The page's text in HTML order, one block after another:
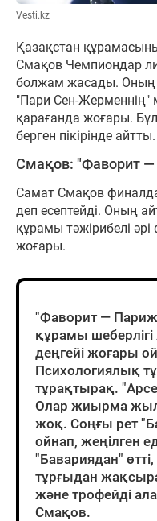
Vesti.kz
Қазақстан
Смақов Чемпиондар
болжам жасады. Оның
"Пари Сен-Жерменнің"
қарағанда жоғары.
берген пікірінде айтты.
Смақов: "Фаворит —
Самат Смақов
деп есептейді. Оның
құрамы тәжірибелі
жоғары.
"Фаворит —
құрамы
деңгейі жоғары
Психологиялық
тұрақтырақ.
Олар жиырма
жоқ. Соңғы рет
ойнап, жеңілген
"Бавариядан"
тұрғыдан
және трофейді
Смақов.